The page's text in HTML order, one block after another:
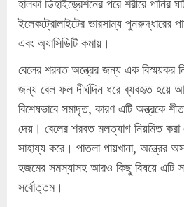
হালকা ডিহাইড্রেশনের পরে শরীরে পানির
ইলেকট্রোলাইটের ভারসাম্য পুনরুদ্ধারের
এবং অ্যাসিডিটি কমায়।
বেলের শরবত অন্ত্রের জন্য এক বিস্ময়কর
জন্য বেল ফল দীর্ঘদিন ধরে ব্যবহৃত হয়ে
বিশেষভাবে সমাদৃত, কারণ এটি অন্ত্রকে
দেয়। বেলের শরবত মলত্যাগ নিয়মিত করা
সাহায্য করে। পাতলা পায়খানা, অন্ত্রের
হজমের সমস্যাসহ আরও কিছু বিষয়ে এটি
সর্বোত্তম।